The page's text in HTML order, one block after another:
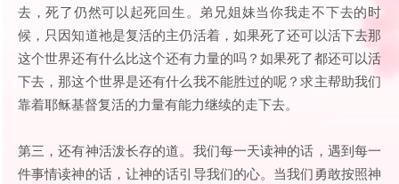
去，死了仍然可以起死回生。弟兄姐妹当你我走不下去的时
候，只因知道祂是复活的主仍活着，如果死了还可以活下去那
这个世界还有什么比这个还有力量的吗？如果死了都还可以活
下去，那这个世界是还有什么我不能胜过的呢？求主帮助我们
靠着耶稣基督复活的力量有能力继续的走下去。
第三，还有神活泼长存的道。我们每一天读神的话，遇到每一
件事情读神的话，让神的话引导我们的心。当我们勇敢按照神